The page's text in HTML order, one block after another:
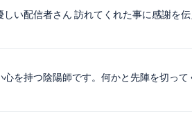
い配信者さん 訪れてくれた事に感謝を
を持つ陰陽師です。何かと先陣を切って